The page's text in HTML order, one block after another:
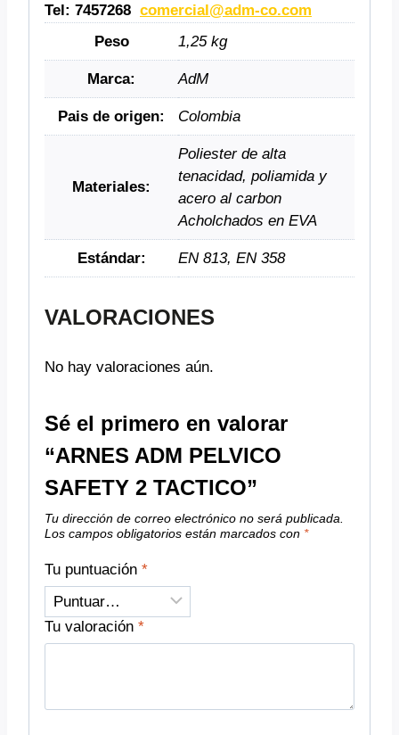
Tel: 7457268 comercial@adm-co.com
Peso
1,25 kg
Marca: AdM
Pais de origen: Colombia
Materiales:
Poliester de alta
tenacidad, poliamida y
acero al carbon
Acholchados en EVA
Estándar: EN 813, EN 358
VALORACIONES
No hay valoraciones aún.
Sé el primero en valorar
“ARNES ADM PELVICO
SAFETY 2 TACTICO”
Tu dirección de correo electrónico no será publicada.
Los campos obligatorios están marcados con *
Tu puntuación *
Tu valoración *